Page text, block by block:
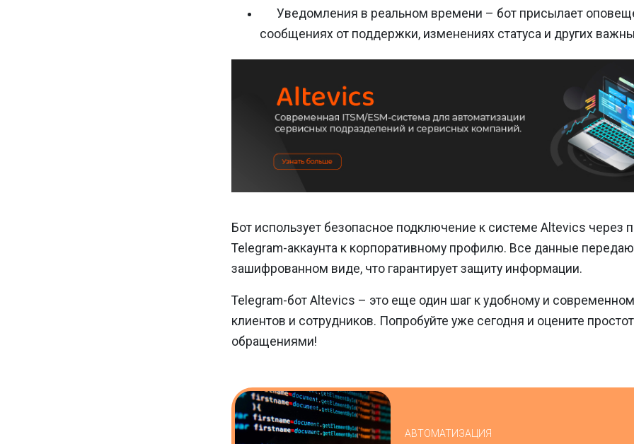
Уведомления в реальном времени – бот присылает
сообщениях от поддержки, изменениях статуса и других
Бот использует безопасное подключение к системе Altevics через
Telegram-аккаунта к корпоративному профилю. Все данные
зашифрованном виде, что гарантирует защиту информации.
Telegram-бот Altevics – это еще один шаг к удобному и
клиентов и сотрудников. Попробуйте уже сегодня и оцените
обращениями!
АВТОМАТИЗАЦИЯ